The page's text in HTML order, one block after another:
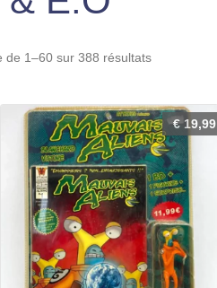
de 1–60 sur 388 résultatsTrié
récent
au
plus
ancien
€19,99